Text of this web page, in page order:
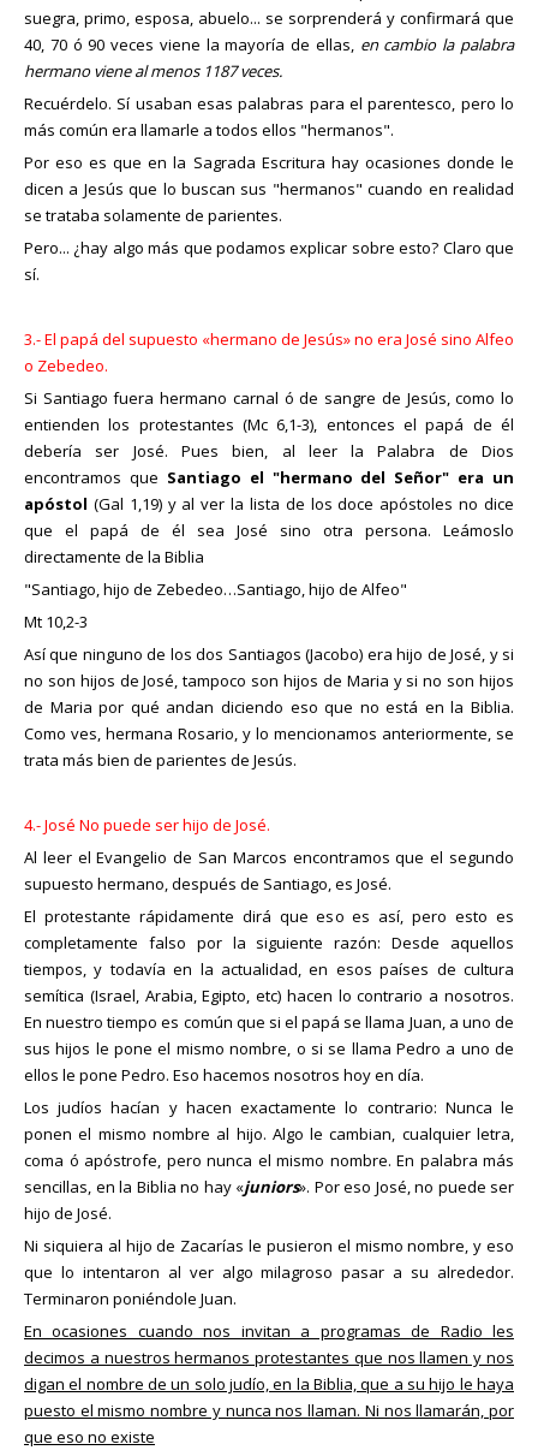
suegra, primo, esposa, abuelo... se sorprenderá y confirmará que
40, 70 ó 90 veces viene la mayoría de ellas, en cambio la palabra
hermano viene al menos 1187 veces.
Recuérdelo. Sí usaban esas palabras para el parentesco, pero lo
más común era llamarle a todos ellos "hermanos".
Por eso es que en la Sagrada Escritura hay ocasiones donde le
dicen a Jesús que lo buscan sus "hermanos" cuando en realidad
se trataba solamente de parientes.
Pero... ¿hay algo más que podamos explicar sobre esto? Claro que
sí.
3.- El papá del supuesto «hermano de Jesús» no era José sino Alfeo
o Zebedeo.
Si Santiago fuera hermano carnal ó de sangre de Jesús, como lo
entienden los protestantes (Mc 6,1-3), entonces el papá de él
debería ser José. Pues bien, al leer la Palabra de Dios
encontramos que Santiago el "hermano del Señor" era un
apóstol (Gal 1,19) y al ver la lista de los doce apóstoles no dice
que el papá de él sea José sino otra persona. Leámoslo
directamente de la Biblia
"Santiago, hijo de Zebedeo…Santiago, hijo de Alfeo"
Mt 10,2-3
Así que ninguno de los dos Santiagos (Jacobo) era hijo de José, y si
no son hijos de José, tampoco son hijos de Maria y si no son hijos
de Maria por qué andan diciendo eso que no está en la Biblia.
Como ves, hermana Rosario, y lo mencionamos anteriormente, se
trata más bien de parientes de Jesús.
4.- José No puede ser hijo de José.
Al leer el Evangelio de San Marcos encontramos que el segundo
supuesto hermano, después de Santiago, es José.
El protestante rápidamente dirá que eso es así, pero esto es
completamente falso por la siguiente razón: Desde aquellos
tiempos, y todavía en la actualidad, en esos países de cultura
semítica (Israel, Arabia, Egipto, etc) hacen lo contrario a nosotros.
En nuestro tiempo es común que si el papá se llama Juan, a uno de
sus hijos le pone el mismo nombre, o si se llama Pedro a uno de
ellos le pone Pedro. Eso hacemos nosotros hoy en día.
Los judíos hacían y hacen exactamente lo contrario: Nunca le
ponen el mismo nombre al hijo. Algo le cambian, cualquier letra,
coma ó apóstrofe, pero nunca el mismo nombre. En palabra más
sencillas, en la Biblia no hay «juniors». Por eso José, no puede ser
hijo de José.
Ni siquiera al hijo de Zacarías le pusieron el mismo nombre, y eso
que lo intentaron al ver algo milagroso pasar a su alrededor.
Terminaron poniéndole Juan.
En ocasiones cuando nos invitan a programas de Radio les
decimos a nuestros hermanos protestantes que nos llamen y nos
digan el nombre de un solo judío, en la Biblia, que a su hijo le haya
puesto el mismo nombre y nunca nos llaman. Ni nos llamarán, por
que eso no existe